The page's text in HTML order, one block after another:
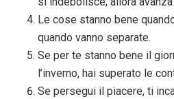
Le cose stanno bene
quando vanno separate.
Se per te stanno bene il
l’inverno, hai superato le
Se persegui il piacere, ti